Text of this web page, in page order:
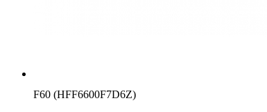
F60 (HFF6600F7D6Z)